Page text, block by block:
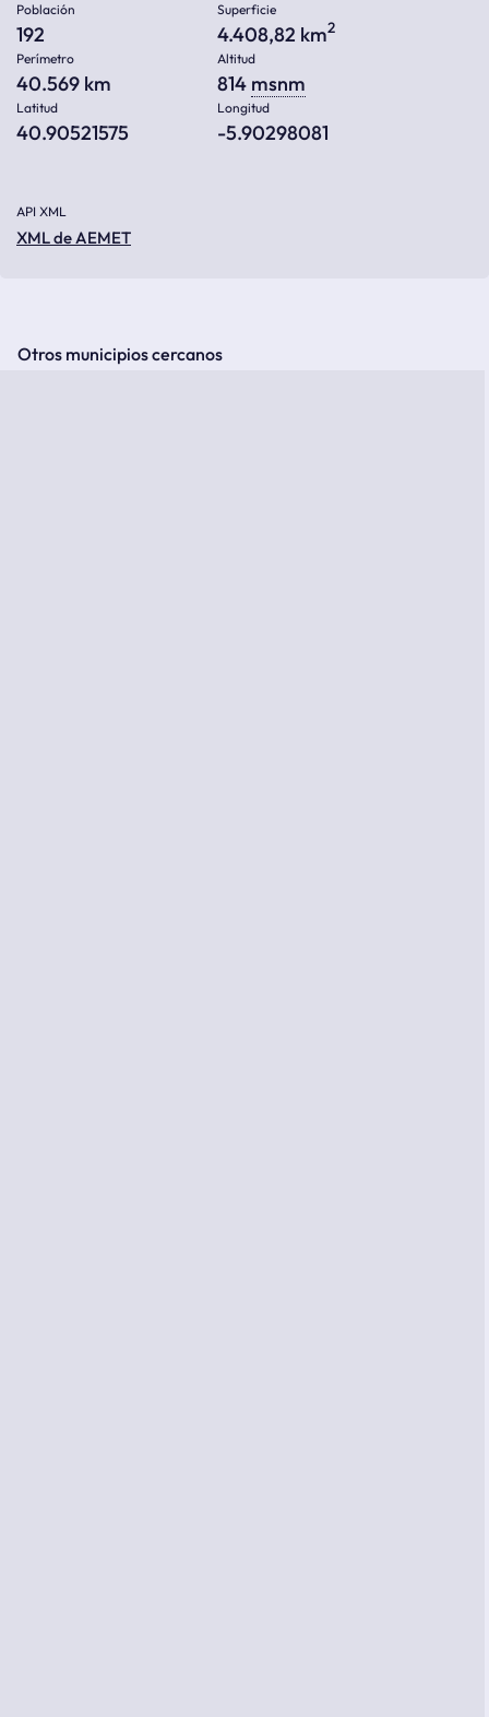
Población
192
Superficie
4.408,82 km2
Perímetro
40.569 km
Altitud
814 msnm
Latitud
40.90521575
Longitud
-5.90298081
API XML
XML de AEMET
Otros municipios cercanos